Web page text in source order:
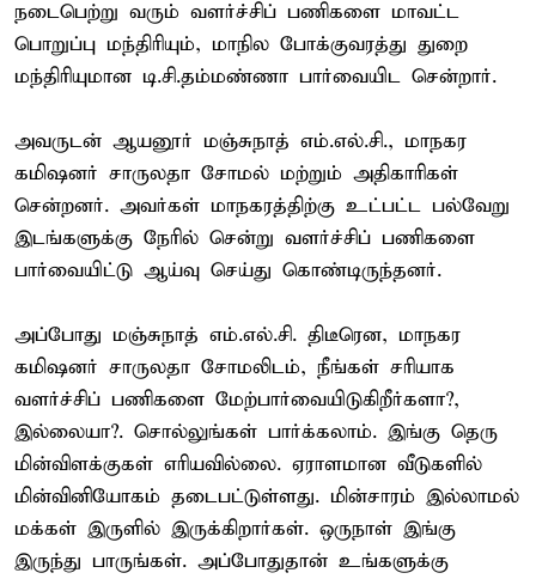
நடைபெற்று வரும் வளர்ச்சிப் பணிகளை மாவட்ட
பொறுப்பு மந்திரியும், மாநில போக்குவரத்து துறை
மந்திரியுமான டி.சி.தம்மண்ணா பார்வையிட சென்றார்.
அவருடன் ஆயனூர் மஞ்சுநாத் எம்.எல்.சி., மாநகர
கமிஷனர் சாருலதா சோமல் மற்றும் அதிகாரிகள்
சென்றனர். அவர்கள் மாநகரத்திற்கு உட்பட்ட பல்வேறு
இடங்களுக்கு நேரில் சென்று வளர்ச்சிப் பணிகளை
பார்வையிட்டு ஆய்வு செய்து கொண்டிருந்தனர்.
அப்போது மஞ்சுநாத் எம்.எல்.சி. திடீரென, மாநகர
கமிஷனர் சாருலதா சோமலிடம், நீங்கள் சரியாக
வளர்ச்சிப் பணிகளை மேற்பார்வையிடுகிறீர்களா?,
இல்லையா?. சொல்லுங்கள் பார்க்கலாம். இங்கு தெரு
மின்விளக்குகள் எரியவில்லை. ஏராளமான வீடுகளில்
மின்வினியோகம் தடைபட்டுள்ளது. மின்சாரம் இல்லாமல்
மக்கள் இருளில் இருக்கிறார்கள். ஒருநாள் இங்கு
இருந்து பாருங்கள். அப்போதுதான் உங்களுக்கு